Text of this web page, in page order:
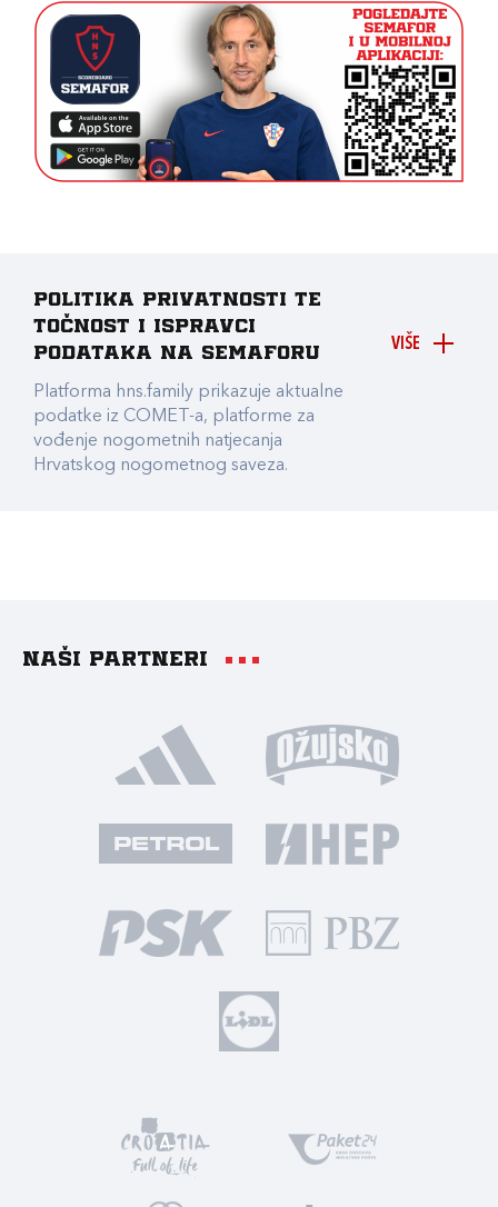
VIŠE
Politika privatnosti te
točnost i ispravci
podataka na Semaforu
Platforma hns.family prikazuje aktualne
podatke iz COMET-a, platforme za
vođenje nogometnih natjecanja
Hrvatskog nogometnog saveza.
Naši partneri